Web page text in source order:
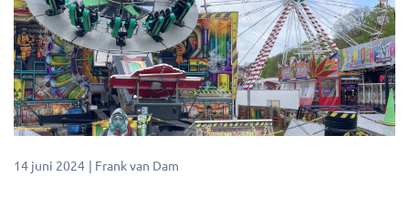
14 juni 2024 Frank van Dam